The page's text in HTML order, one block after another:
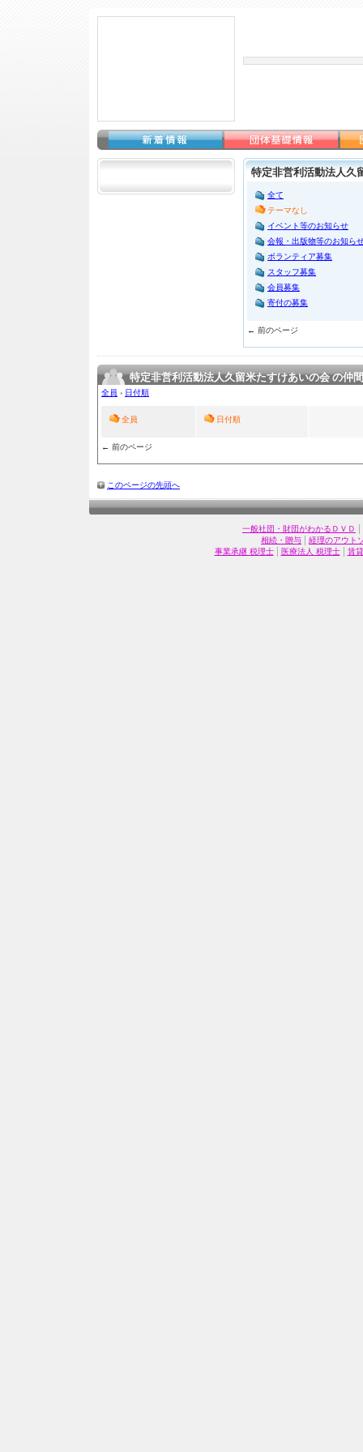
特定非営利活動法人久
全て
テーマなし
イベント等のお知らせ
会報・出版物等のお知ら
ボランティア募集
スタッフ募集
会員募集
寄付の募集
← 前のページ
特定非営利活動法人久留米たすけあいの会 の仲
全員 › 日付順
全員 日付順
← 前のページ
このページの先頭へ
一般社団・財団がわかるＤＶＤ |
相続・贈与 | 経理のアウト
事業承継 税理士| 医療法人 税理士| 賃